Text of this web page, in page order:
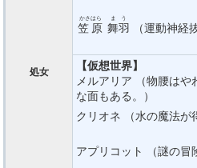
処女
笠原
かさはら
舞羽
まう
（運動神経
【仮想世界】
メルアリア （物腰は
な面もある。）
クリオネ （水の魔法が
アプリコット （謎の冒